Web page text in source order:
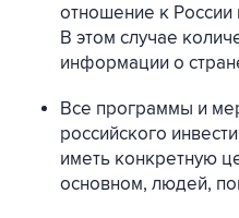
отношение к России
В этом случае
информации о
Все программы и
российского
иметь конкретную
основном, людей,